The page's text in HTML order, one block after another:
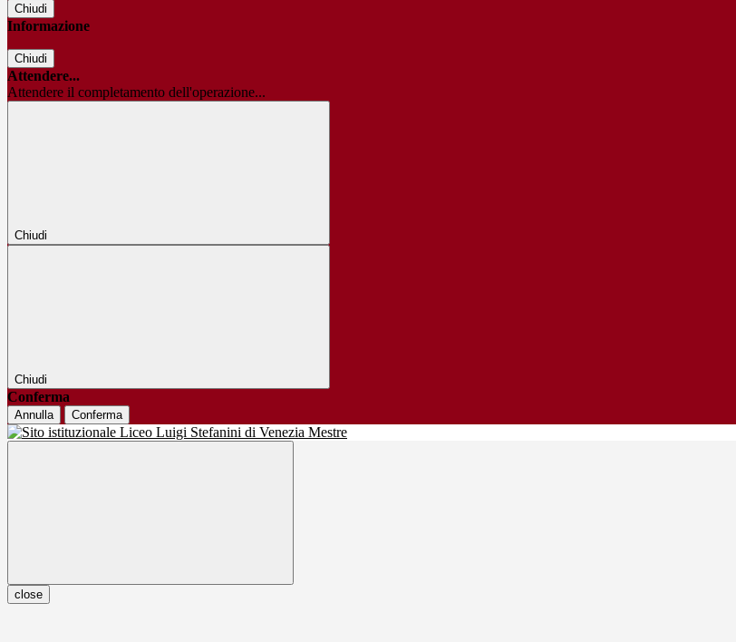
Chiudi
Informazione
Chiudi
Attendere...
Attendere il completamento dell'operazione...
Chiudi
Chiudi
Conferma
Annulla Conferma
close